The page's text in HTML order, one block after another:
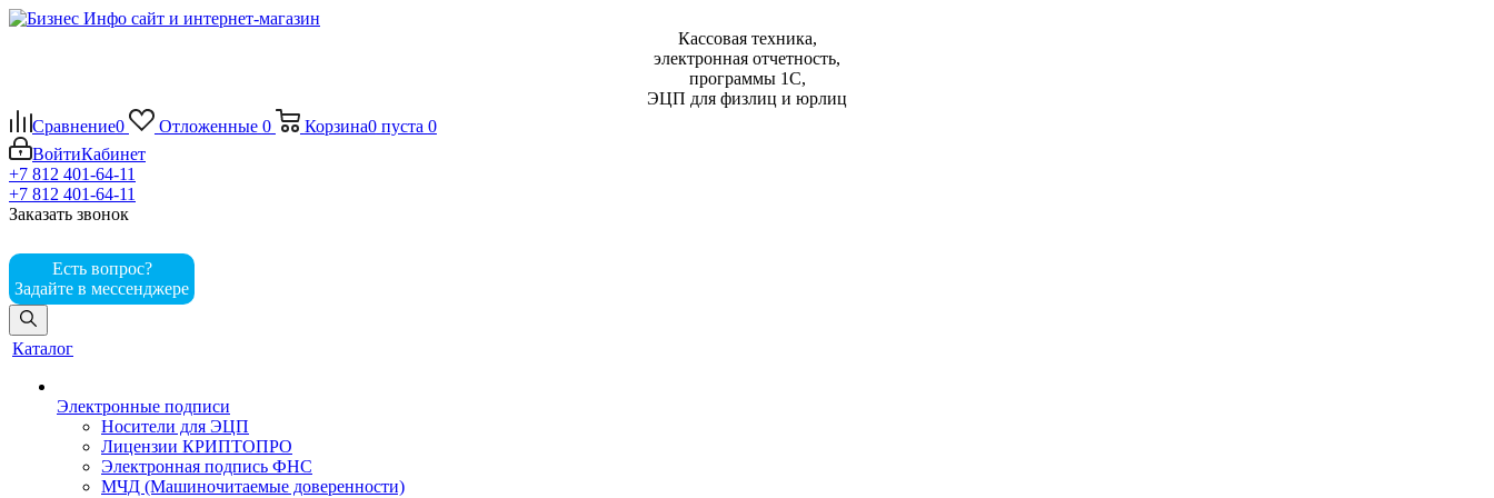
Кассовая техника,
электронная отчетность,
программы 1С,
ЭЦП для физлиц и юрлиц
Сравнение0 Отложенные 0 Корзина0 пуста 0
ВойтиКабинет
+7 812 401-64-11
+7 812 401-64-11
Заказать звонок
Есть вопрос?
Задайте в мессенджере
Каталог
Электронные подписи
Носители для ЭЦП
Лицензии КРИПТОПРО
Электронная подпись ФНС
МЧД (Машиночитаемые доверенности)